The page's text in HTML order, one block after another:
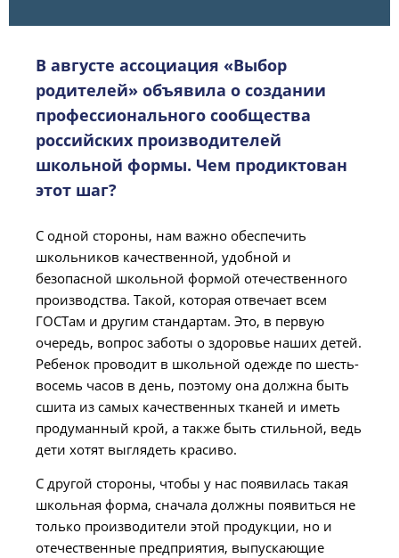
В августе ассоциация «Выбор
родителей» объявила о создании
профессионального сообщества
российских производителей
школьной формы. Чем продиктован
этот шаг?
С одной стороны, нам важно обеспечить
школьников качественной, удобной и
безопасной школьной формой отечественного
производства. Такой, которая отвечает всем
ГОСТам и другим стандартам. Это, в первую
очередь, вопрос заботы о здоровье наших детей.
Ребенок проводит в школьной одежде по шесть-
восемь часов в день, поэтому она должна быть
сшита из самых качественных тканей и иметь
продуманный крой, а также быть стильной, ведь
дети хотят выглядеть красиво.
С другой стороны, чтобы у нас появилась такая
школьная форма, сначала должны появиться не
только производители этой продукции, но и
отечественные предприятия, выпускающие